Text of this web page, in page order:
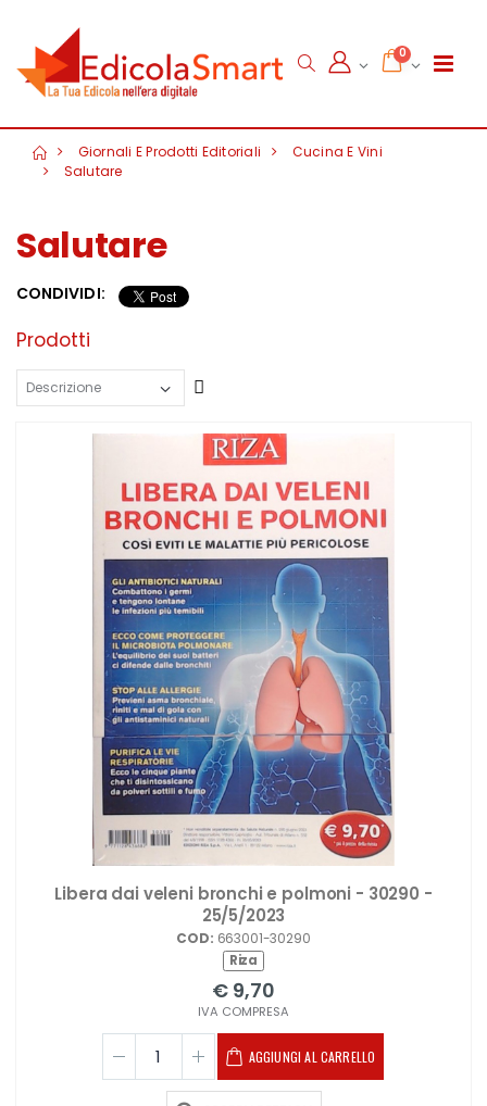
0
Giornali E Prodotti Editoriali
Cucina E Vini
Salutare
Salutare
CONDIVIDI:
Prodotti
Libera dai veleni bronchi e polmoni - 30290 -
25/5/2023
COD: 663001-30290
Riza
€ 9,70
IVA COMPRESA
AGGIUNGI AL CARRELLO